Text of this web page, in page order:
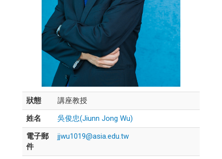
狀態
講座教授
姓名
吳俊忠(Jiunn Jong Wu)
電子郵
件
jjwu1019@asia.edu.tw